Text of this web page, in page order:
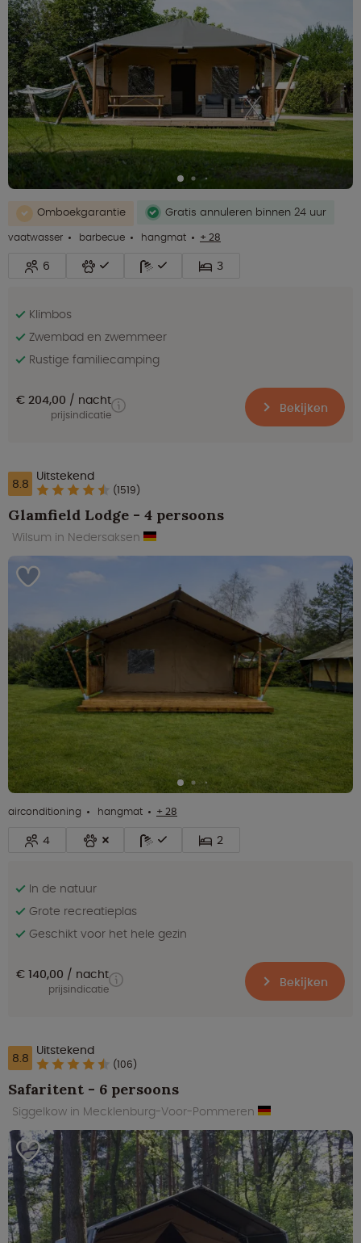
Omboekgarantie
Gratis annuleren binnen 24 uur
vaatwasser
barbecue hangmat + 28
6 3
Klimbos
Zwembad en zwemmeer
Rustige familiecamping
€ 204,00 nacht
prijsindicatie Bekijken
8.8 Uitstekend
(1519)
Glamfield Lodge - 4 persoons
Wilsum in Nedersaksen
airconditioning hangmat + 28
4 2
In de natuur
Grote recreatieplas
Geschikt voor het hele gezin
€ 140,00 nacht
prijsindicatie Bekijken
8.8 Uitstekend
(106)
Safaritent - 6 persoons
Siggelkow in Mecklenburg-Voor-Pommeren